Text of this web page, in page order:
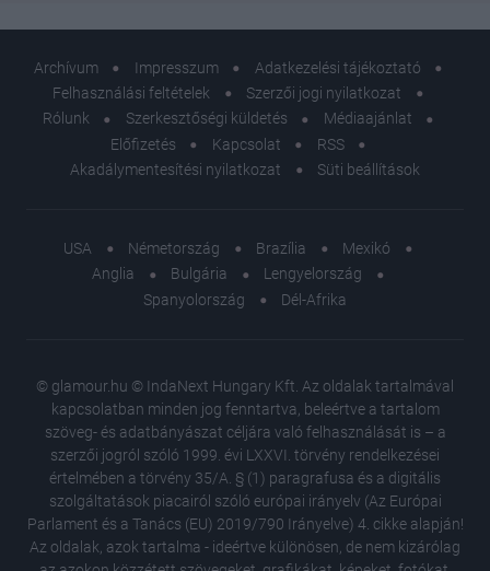
Archívum Impresszum
Adatkezelési tájékoztató
Felhasználási feltételek
Szerzői jogi nyilatkozat
Rólunk
Szerkesztőségi küldetés
Médiaajánlat
Előfizetés
Kapcsolat
RSS
Akadálymentesítési nyilatkozat
Süti beállítások
USA Németország Brazília
Mexikó
Anglia
Bulgária
Lengyelország
Spanyolország
Dél-Afrika
© glamour.hu © IndaNext Hungary Kft. Az oldalak tartalmával
kapcsolatban minden jog fenntartva, beleértve a tartalom
szöveg- és adatbányászat céljára való felhasználását is – a
szerzői jogról szóló 1999. évi LXXVI. törvény rendelkezései
értelmében a törvény 35/A. § (1) paragrafusa és a digitális
szolgáltatások piacairól szóló európai irányelv (Az Európai
Parlament és a Tanács (EU) 2019/790 Irányelve) 4. cikke alapján!
Az oldalak, azok tartalma - ideértve különösen, de nem kizárólag